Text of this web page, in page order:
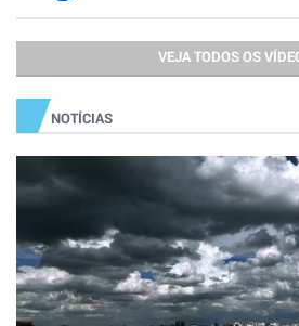
VEJA TODOS OS
NOTÍCIAS